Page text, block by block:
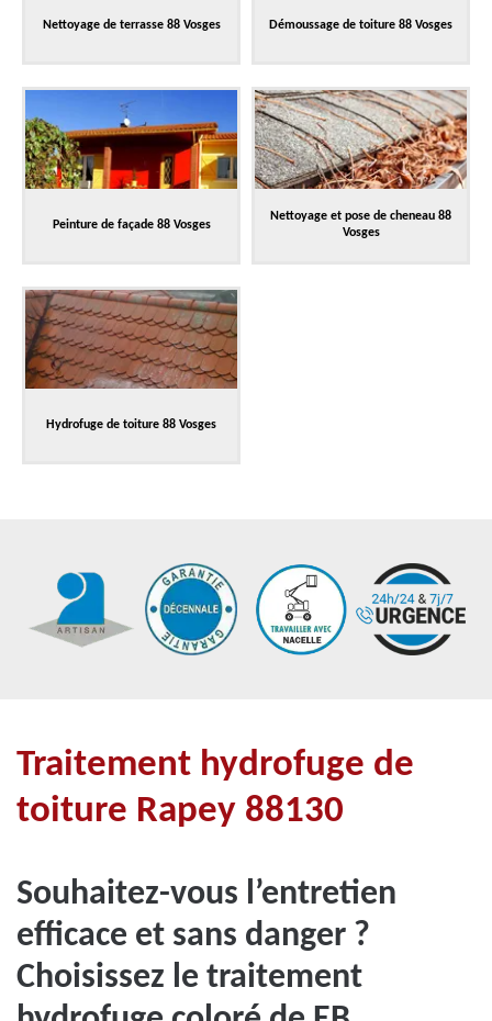
Nettoyage de terrasse 88 Vosges Démoussage de toiture 88 Vosges
Peinture de façade 88 Vosges
Nettoyage et pose de cheneau 88
Vosges
Hydrofuge de toiture 88 Vosges
Traitement hydrofuge de
toiture Rapey 88130
Souhaitez-vous l’entretien
efficace et sans danger ?
Choisissez le traitement